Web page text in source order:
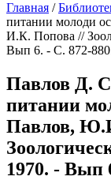
Главная /
питании молоди
И.К. Попова //
Вып 6. - С. 872-
Павлов Д.
питании
Павлов,
1970. - Вып